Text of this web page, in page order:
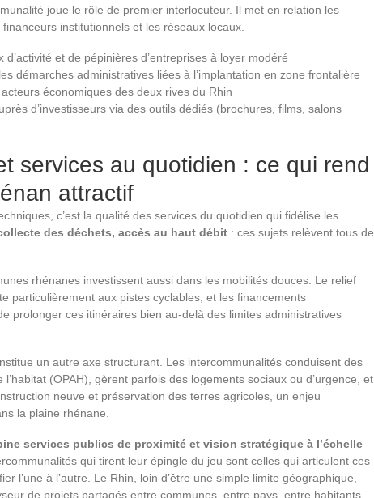
joue le rôle de premier interlocuteur. Il met en relation les
institutionnels et les réseaux locaux.
et de pépinières d’entreprises à loyer modéré
démarches administratives liées à l’implantation en zone frontalière
économiques des deux rives du Rhin
d’investisseurs via des outils dédiés (brochures, films, salons
services au quotidien : ce qui rend
attractif
c’est la qualité des services du quotidien qui fidélise les
des déchets, accès au haut débit : ces sujets relèvent tous de
rhénanes investissent aussi dans les mobilités douces. Le relief
particulièrement aux pistes cyclables, et les financements
prolonger ces itinéraires bien au-delà des limites administratives
un autre axe structurant. Les intercommunalités conduisent des
l’habitat (OPAH), gèrent parfois des logements sociaux ou d’urgence, et
neuve et préservation des terres agricoles, un enjeu
la plaine rhénane.
services publics de proximité et vision stratégique à l’échelle
qui tirent leur épingle du jeu sont celles qui articulent ces
l’une à l’autre. Le Rhin, loin d’être une simple limite géographique,
de projets partagés entre communes, entre pays, entre habitants.